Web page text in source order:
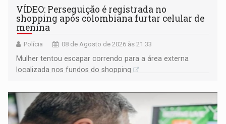
VÍDEO: Perseguição é registrada no
shopping após colombiana furtar celular de
menina
Polícia 08 de Agosto de 2026 às 21:33
Mulher tentou escapar correndo para a área externa
localizada nos fundos do shopping